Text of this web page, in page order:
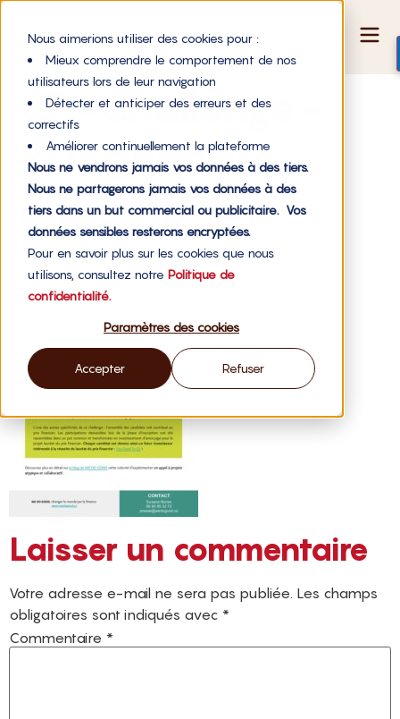
Nous aimerions utiliser des cookies pour :
Mieux comprendre le comportement de nos
utilisateurs lors de leur navigation
Détecter et anticiper des erreurs et des
correctifs
Améliorer continuellement la plateforme
Nous ne vendrons jamais vos données à des tiers.
Nous ne partagerons jamais vos données à des
tiers dans un but commercial ou publicitaire. Vos
données sensibles resterons encryptées.
Pour en savoir plus sur les cookies que nous
utilisons, consultez notre Politique de
confidentialité.
Paramètres des cookies
Accepter Refuser
CP-Challenge-
ZD-annonce-
lauréats
Laisser un commentaire
Votre adresse e-mail ne sera pas publiée. Les champs
obligatoires sont indiqués avec *
Commentaire *